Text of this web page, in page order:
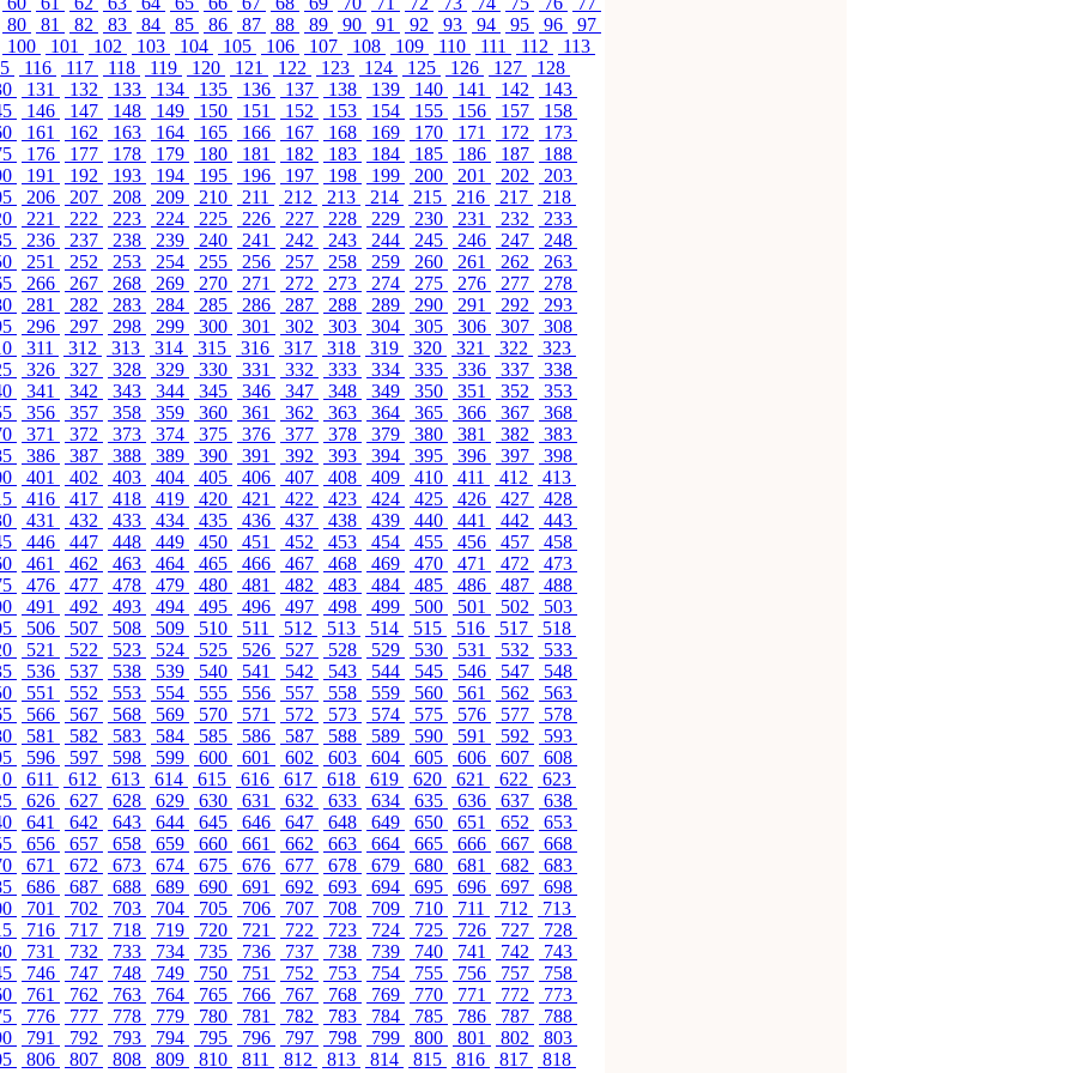
80
81 82 83 84 85 86 87 88 89 90 91 92 93 94 95 96
97
100
101 102 103 104 105 106 107 108 109 110 111 112
113
116 117 118 119 120 121 122 123 124 125 126 127
128
131 132 133 134 135 136 137 138 139 140 141 142
143
146 147 148 149 150 151 152 153 154 155 156 157
158
161 162 163 164 165 166 167 168 169 170 171 172
173
176 177 178 179 180 181 182 183 184 185 186 187
188
191 192 193 194 195 196 197 198 199 200 201 202
203
206 207 208 209 210 211 212 213 214 215 216 217
218
221 222 223 224 225 226 227 228 229 230 231 232
233
236 237 238 239 240 241 242 243 244 245 246 247
248
251 252 253 254 255 256 257 258 259 260 261 262
263
266 267 268 269 270 271 272 273 274 275 276 277
278
281 282 283 284 285 286 287 288 289 290 291 292
293
296 297 298 299 300 301 302 303 304 305 306 307
308
311 312 313 314 315 316 317 318 319 320 321 322
323
326 327 328 329 330 331 332 333 334 335 336 337
338
341 342 343 344 345 346 347 348 349 350 351 352
353
356 357 358 359 360 361 362 363 364 365 366 367
368
371 372 373 374 375 376 377 378 379 380 381 382
383
386 387 388 389 390 391 392 393 394 395 396 397
398
401 402 403 404 405 406 407 408 409 410 411 412
413
416 417 418 419 420 421 422 423 424 425 426 427
428
431 432 433 434 435 436 437 438 439 440 441 442
443
446 447 448 449 450 451 452 453 454 455 456 457
458
461 462 463 464 465 466 467 468 469 470 471 472
473
476 477 478 479 480 481 482 483 484 485 486 487
488
491 492 493 494 495 496 497 498 499 500 501 502
503
506 507 508 509 510 511 512 513 514 515 516 517
518
521 522 523 524 525 526 527 528 529 530 531 532
533
536 537 538 539 540 541 542 543 544 545 546 547
548
551 552 553 554 555 556 557 558 559 560 561 562
563
566 567 568 569 570 571 572 573 574 575 576 577
578
581 582 583 584 585 586 587 588 589 590 591 592
593
596 597 598 599 600 601 602 603 604 605 606 607
608
611 612 613 614 615 616 617 618 619 620 621 622
623
626 627 628 629 630 631 632 633 634 635 636 637
638
641 642 643 644 645 646 647 648 649 650 651 652
653
656 657 658 659 660 661 662 663 664 665 666 667
668
671 672 673 674 675 676 677 678 679 680 681 682
683
686 687 688 689 690 691 692 693 694 695 696 697
698
701 702 703 704 705 706 707 708 709 710 711 712
713
716 717 718 719 720 721 722 723 724 725 726 727
728
731 732 733 734 735 736 737 738 739 740 741 742
743
746 747 748 749 750 751 752 753 754 755 756 757
758
761 762 763 764 765 766 767 768 769 770 771 772
773
776 777 778 779 780 781 782 783 784 785 786 787
788
791 792 793 794 795 796 797 798 799 800 801 802
803
806 807 808 809 810 811 812 813 814 815 816 817
818